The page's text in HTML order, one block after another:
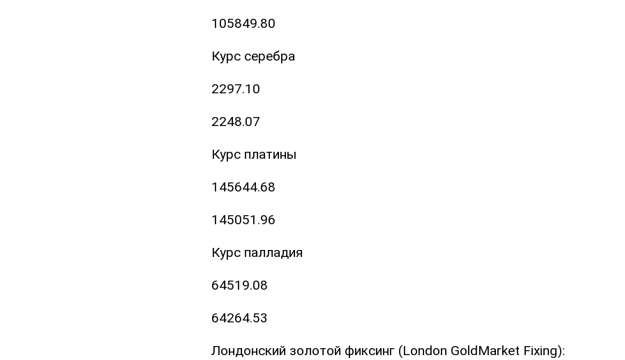
105849.80
Курс серебра
2297.10
2248.07
Курс платины
145644.68
145051.96
Курс палладия
64519.08
64264.53
Лондонский золотой фиксинг (London GoldMarket Fixing):